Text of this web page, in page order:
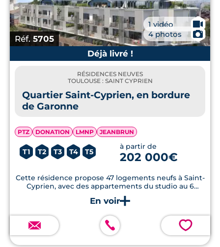
Réf. 5705
1 vidéo 🎥
4 photos
📷
Déjà livré !
RÉSIDENCES NEUVES
TOULOUSE : SAINT CYPRIEN
Quartier Saint-Cyprien, en bordure
de Garonne
PTZ DONATION LMNP JEANBRUN
T1 T2 T3 T4 T5
à partir de
202 000€
Cette résidence propose 47 logements neufs à Saint-
Cyprien, avec des appartements du studio au 6
pièces et des maisons sur le toit du T5 au T6, avec
commerces et services dans un rayon de moins de 2
💗